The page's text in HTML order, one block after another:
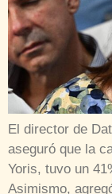
El director de
aseguró que la
Yoris, tuvo un
Asimismo,